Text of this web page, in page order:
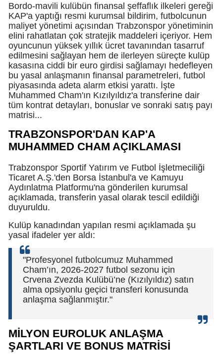
Bordo-mavili kulübün finansal şeffaflık ilkeleri gereği
KAP'a yaptığı resmi kurumsal bildirim, futbolcunun
maliyet yönetimi açısından Trabzonspor yönetiminin
elini rahatlatan çok stratejik maddeleri içeriyor. Hem
oyuncunun yüksek yıllık ücret tavanından tasarruf
edilmesini sağlayan hem de ilerleyen süreçte kulüp
kasasına ciddi bir euro girdisi sağlamayı hedefleyen
bu yasal anlaşmanın finansal parametreleri, futbol
piyasasında adeta alarm etkisi yarattı. İşte
Muhammed Cham'ın Kızılyıldız'a transferine dair
tüm kontrat detayları, bonuslar ve sonraki satış payı
matrisi...
TRABZONSPOR'DAN KAP'A
MUHAMMED CHAM AÇIKLAMASI
Trabzonspor Sportif Yatırım ve Futbol İşletmeciliği
Ticaret A.Ş.'den Borsa İstanbul'a ve Kamuyu
Aydınlatma Platformu'na gönderilen kurumsal
açıklamada, transferin yasal olarak tescil edildiği
duyuruldu.
Kulüp kanadından yapılan resmi açıklamada şu
yasal ifadeler yer aldı:
"Profesyonel futbolcumuz Muhammed
Cham’ın, 2026-2027 futbol sezonu için
Crvena Zvezda Kulübü’ne (Kızılyıldız) satın
alma opsiyonlu geçici transferi konusunda
anlaşma sağlanmıştır."
MİLYON EUROLUK ANLAŞMA
ŞARTLARI VE BONUS MATRİSİ